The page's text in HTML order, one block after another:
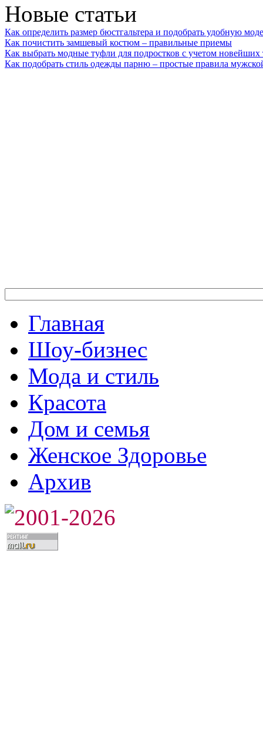
Новые статьи
Как определить размер бюстгальтера и подобрать удобную
Как почистить замшевый костюм – правильные приемы
Как выбрать модные туфли для подростков с учетом новейших
Как подобрать стиль одежды парню – простые правила
Главная
Шоу-бизнес
Мода и стиль
Красота
Дом и семья
Женское Здоровье
Архив
2001-2026